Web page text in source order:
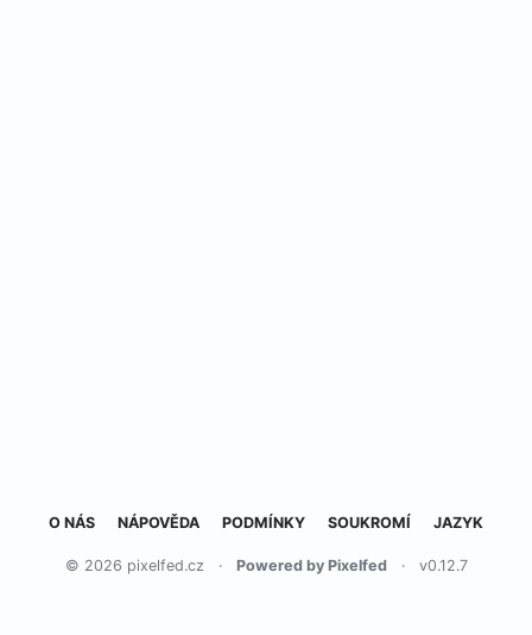
O NÁS NÁPOVĚDA PODMÍNKY SOUKROMÍ JAZYK
© 2026 pixelfed.cz · Powered by Pixelfed · v0.12.7